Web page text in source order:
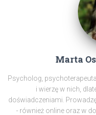
Marta
Psycholog,
i wierzę w nich,
doświadczeniami.
- również online oraz w